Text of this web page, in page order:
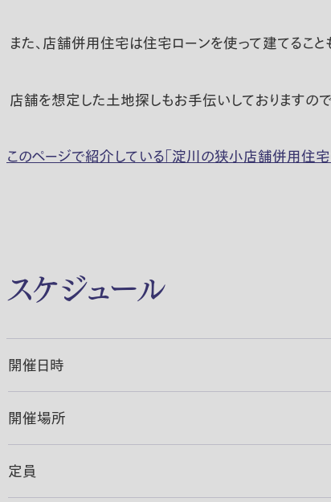
また、店舗併用住宅は住宅ローンを使って建てること
店舗を想定した土地探しもお手伝いしておりますの
このページで紹介している「淀川の狭小店舗併用住
スケジュール
開催日時
開催場所
定員